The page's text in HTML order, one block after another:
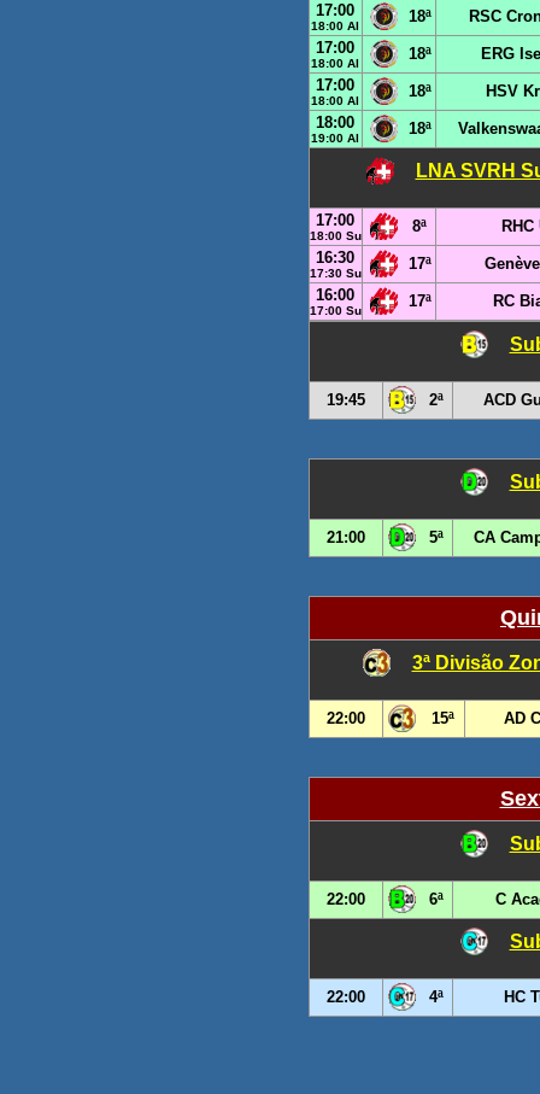
17:00
18:00 Al
18ª
RSC
17:00
18:00 Al
18ª
ERG
17:00
18:00 Al
18ª
HSV
18:00
19:00 Al
18ª
LNA SVRH
17:00
18:00 Su
8ª
RHC
16:30
17:30 Su
17ª
16:00
17:00 Su
17ª RC
19:45 2ª ACD
21:00 5ª CA
3ª Divisão
22:00 15ª AD
22:00 6ª C
22:00 4ª HC